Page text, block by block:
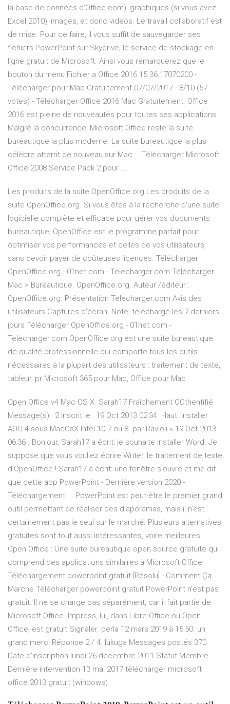
la base de données d’Office.com), graphiques (si vous avez
Excel 2010), images, et donc vidéos. Le travail collaboratif est
de mise. Pour ce faire, Il vous suffit de sauvegarder ses
fichiers PowerPoint sur Skydrive, le service de stockage en
ligne gratuit de Microsoft. Ainsi vous remarquerez que le
bouton du menu Fichier a Office 2016 15.36.17070200 -
Télécharger pour Mac Gratuitement 07/07/2017 · 8/10 (57
votes) - Télécharger Office 2016 Mac Gratuitement. Office
2016 est pleine de nouveautés pour toutes ses applications.
Malgré la concurrence, Microsoft Office reste la suite
bureautique la plus moderne. La suite bureautique la plus
célèbre atterrit de nouveau sur Mac … Télécharger Microsoft
Office 2008 Service Pack 2 pour ...
Les produits de la suite OpenOffice.org Les produits de la
suite OpenOffice.org. Si vous êtes à la recherche d'une suite
logicielle complète et efficace pour gérer vos documents
bureautique, OpenOffice est le programme parfait pour
optimiser vos performances et celles de vos utilisateurs,
sans devoir payer de coûteuses licences. Télécharger
OpenOffice.org - 01net.com - Telecharger.com Télécharger
Mac > Bureautique. OpenOffice.org. Auteur /éditeur :
OpenOffice.org. Présentation Telecharger.com Avis des
utilisateurs Captures d'écran. Note: téléchargé les 7 derniers
jours Télécharger OpenOffice.org - 01net.com -
Telecharger.com OpenOffice.org est une suite bureautique
de qualité professionnelle qui comporte tous les outils
nécessaires à la plupart des utilisateurs : traitement de texte,
tableur, pr Microsoft 365 pour Mac, Office pour Mac
Open Office v4 Mac OS X. Sarah17 Fraîchement OOthentifié
Message(s) : 2 Inscrit le : 19 Oct 2013 02:34. Haut. Installer
AOO 4 sous MacOsX Intel 10.7 ou 8. par Ravioli » 19 Oct 2013
06:36 . Bonjour, Sarah17 a écrit: je souhaite installer Word. Je
suppose que vous vouliez écrire Writer, le traitement de texte
d'OpenOffice ! Sarah17 a écrit: une fenêtre s'ouvre et me dit
que cette app PowerPoint - Dernière version 2020 -
Téléchargement ... PowerPoint est peut-être le premier grand
outil permettant de réaliser des diaporamas, mais il n’est
certainement pas le seul sur le marché. Plusieurs alternatives
gratuites sont tout aussi intéressantes, voire meilleures.
Open Office : Une suite bureautique open source gratuite qui
comprend des applications similaires à Microsoft Office
Téléchargement powerpoint gratuit [Résolu] - Comment Ça
Marche Télécharger powerpoint gratuit PowerPoint n'est pas
gratuit. Il ne se charge pas séparément, car il fait partie de
Microsoft Office. Impress, lui, dans Libre Office ou Open
Office, est gratuit Signaler. perla 12 mars 2019 à 15:50. un
grand merci Réponse 2 / 4. lukuga Messages postés 370
Date d'inscription lundi 26 décembre 2011 Statut Membre
Dernière intervention 13 mai 2017 télécharger microsoft
office 2013 gratuit (windows)